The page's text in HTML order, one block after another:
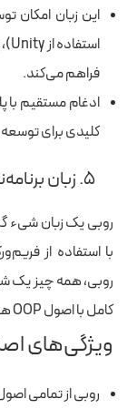
این زبان امکان
فراهم می‌کند.
کلیدی برای
۵. زبان برنامه‌نویسی روبی (Ruby)
روبی یک زبان شیء
روبی، همه چیز یک
کامل با اصول OOP هم‌خوانی داشته باشد.
ویژگی‌های
روبی از تمامی